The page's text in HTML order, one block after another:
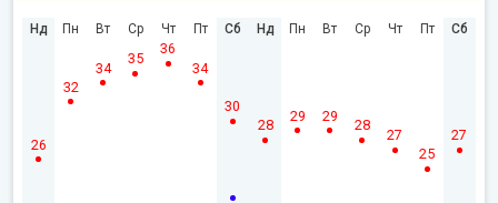
Нд
26
Пн
32
Вт
34
Ср
35
Чт
36
Пт
34
Сб
30
Нд
28
Пн
29
Вт
29
Ср
28
Чт
27
Пт
25
Сб
27